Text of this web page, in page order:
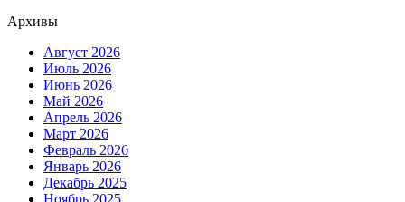
Архивы
Август 2026
Июль 2026
Июнь 2026
Май 2026
Апрель 2026
Март 2026
Февраль 2026
Январь 2026
Декабрь 2025